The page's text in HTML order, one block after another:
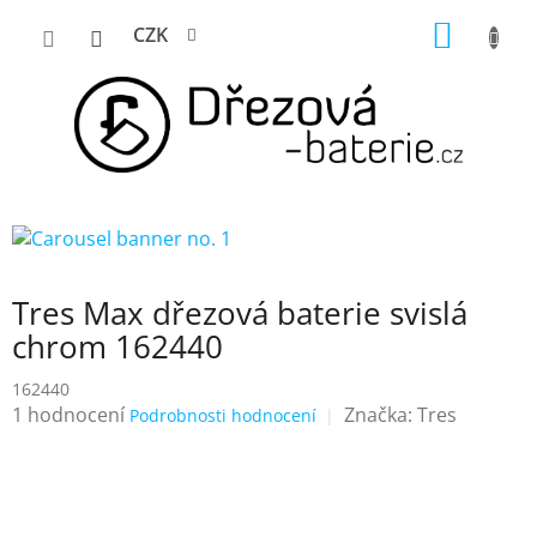
CZK
Tres Max dřezová baterie svislá
chrom 162440
162440
Průměrné
1 hodnocení Podrobnosti hodnocení Značka: Tres